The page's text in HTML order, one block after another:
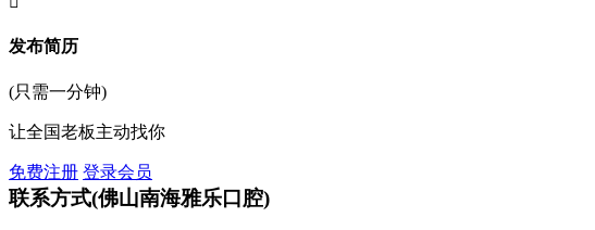
发布简历
(只需一分钟)
让全国老板主动找你
免费注册 登录会员
联系方式(佛山南海雅乐口腔)